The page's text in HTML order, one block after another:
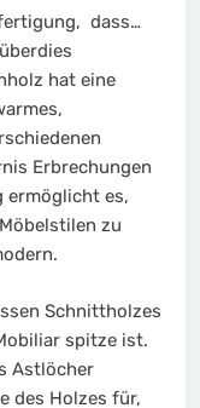
dass…
hat eine
Erbrechungen
ermöglicht es,
zu
Schnittholzes
spitze ist.
Astlöcher
des Holzes für,